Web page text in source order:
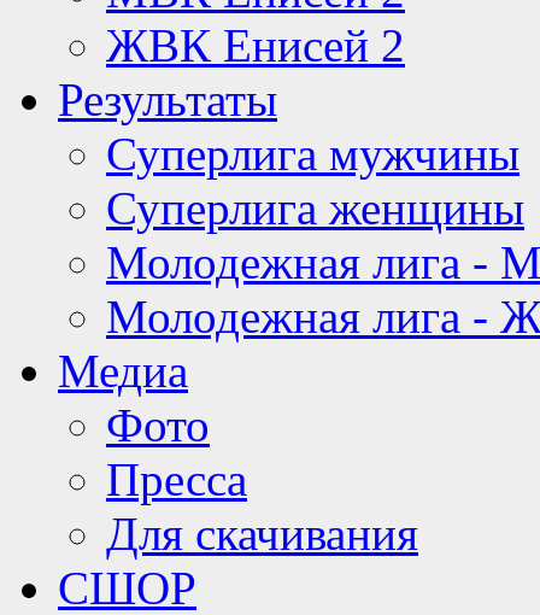
ЖВК Енисей 2
Результаты
Суперлига мужчины
Суперлига женщины
Молодежная лига -
Молодежная лига -
Медиа
Фото
Пресса
Для скачивания
СШОР